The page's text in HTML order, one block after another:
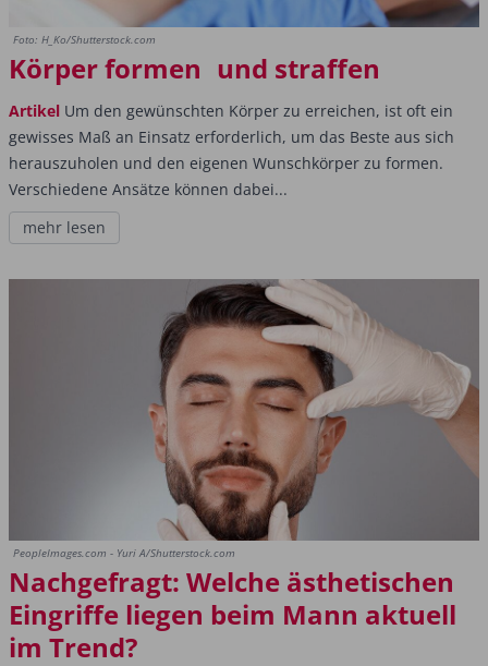
Foto: H_Ko/Shutterstock.com
Körper formen und straffen
Artikel Um den gewünschten Körper zu erreichen, ist oft ein
gewisses Maß an Einsatz erforderlich, um das Beste aus sich
herauszuholen und den eigenen Wunschkörper zu formen.
Verschiedene Ansätze können dabei...
mehr lesen
PeopleImages.com - Yuri A/Shutterstock.com
Nachgefragt: Welche ästhetischen
Eingriffe liegen beim Mann aktuell
im Trend?